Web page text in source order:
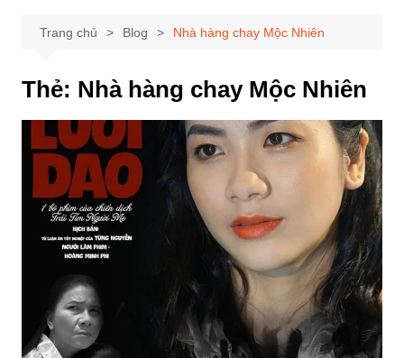
Trang chủ Blog Nhà hàng chay Mộc Nhiên
Thẻ: Nhà hàng chay Mộc Nhiên